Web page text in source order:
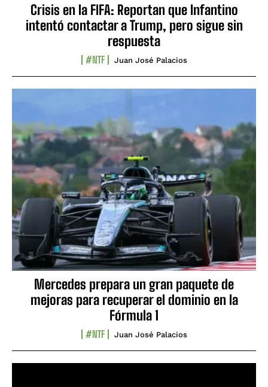
Crisis en la FIFA: Reportan que Infantino
intentó contactar a Trump, pero sigue sin
respuesta
#NTF Juan José Palacios
Mercedes prepara un gran paquete de
mejoras para recuperar el dominio en la
Fórmula 1
#NTF Juan José Palacios